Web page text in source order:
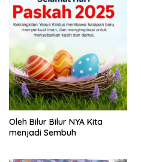
Oleh Bilur Bilur NYA Kita
menjadi Sembuh